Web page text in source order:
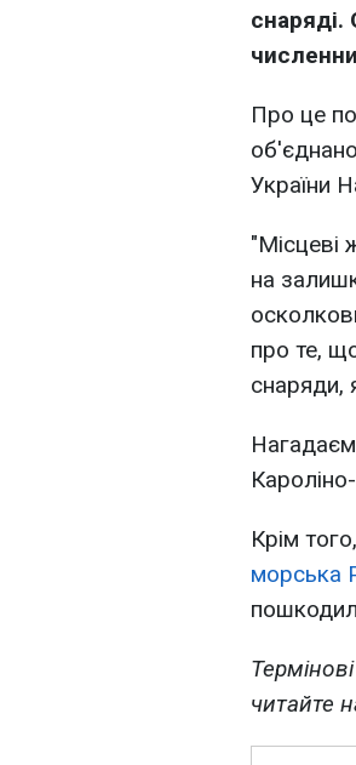
снаряді.
Про це
України
"Місцеві
на
про те,
снаряди,
Крім
морська
читайте